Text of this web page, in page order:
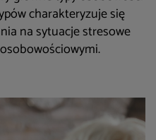
charakteryzuje się
na sytuacje stresowe